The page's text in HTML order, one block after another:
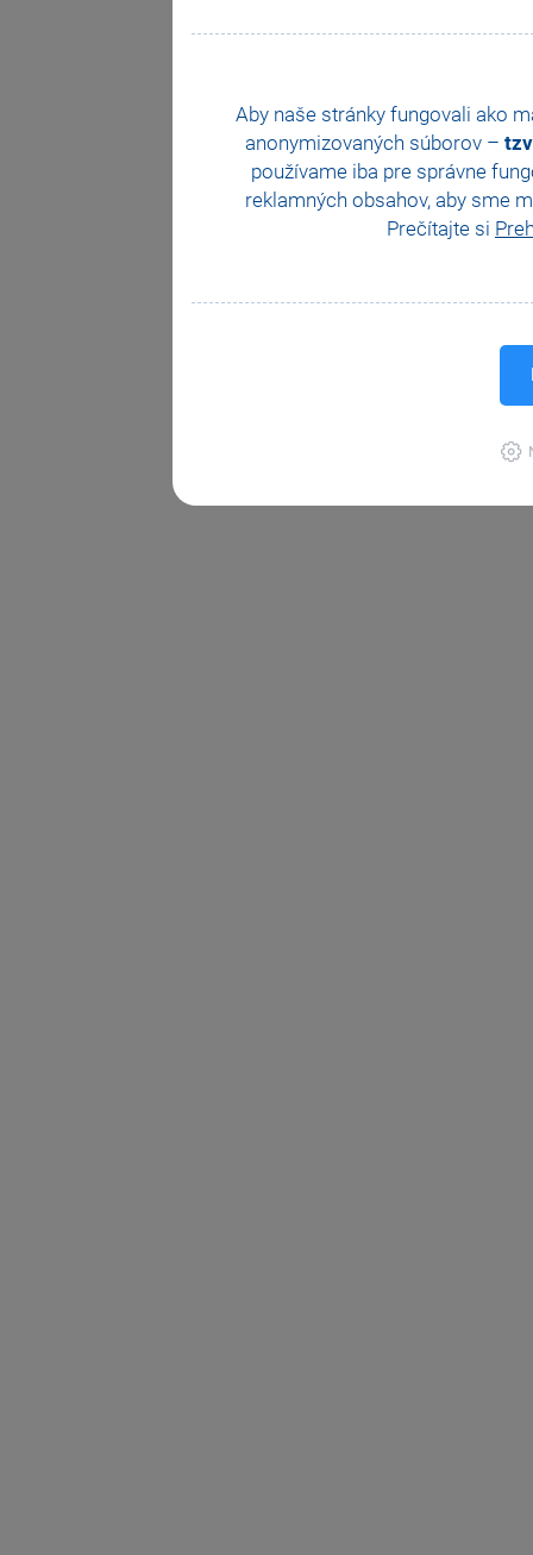
Aby naše stránky fungovali ako
anonymizovaných súborov –
používame iba pre správne
reklamných obsahov, aby sme
Prečítajte si